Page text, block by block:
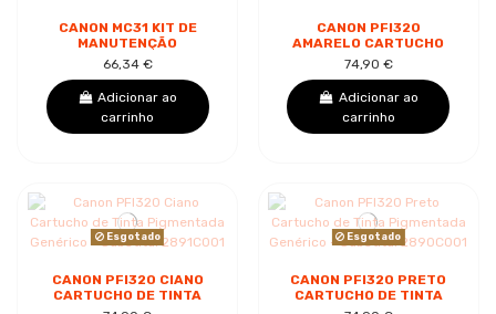
CANON MC31 KIT DE
MANUTENÇÃO
ORIGINAL - 1156C005
66,34 €
Adicionar ao
carrinho
CANON PFI320
AMARELO CARTUCHO
DE TINTA PIGMENTADA
GENÉRICO -
SUBSTITUI 2893C001
74,90 €
Adicionar ao
carrinho
Esgotado
CANON PFI320 CIANO
CARTUCHO DE TINTA
PIGMENTADA
Esgotado
CANON PFI320 PRETO
CARTUCHO DE TINTA
PIGMENTADA